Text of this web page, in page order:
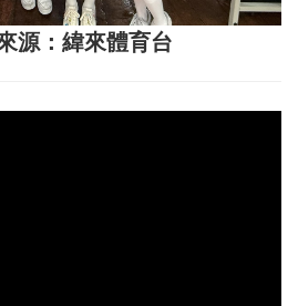
源：緯來體育台